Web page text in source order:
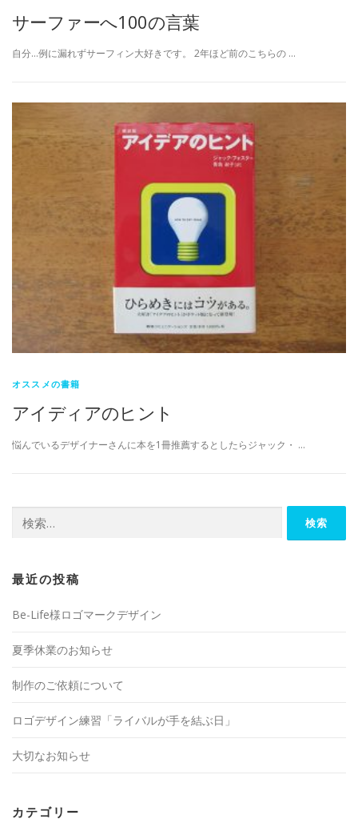
サーファーへ100の言葉
自分…例に漏れずサーフィン大好きです。 2年ほど前のこちらの …
オススメの書籍
アイディアのヒント
悩んでいるデザイナーさんに本を1冊推薦するとしたらジャック・ …
索:
最近の投稿
Be-Life様ロゴマークデザイン
夏季休業のお知らせ
制作のご依頼について
ロゴデザイン練習「ライバルが手を結ぶ日」
大切なお知らせ
カテゴリー